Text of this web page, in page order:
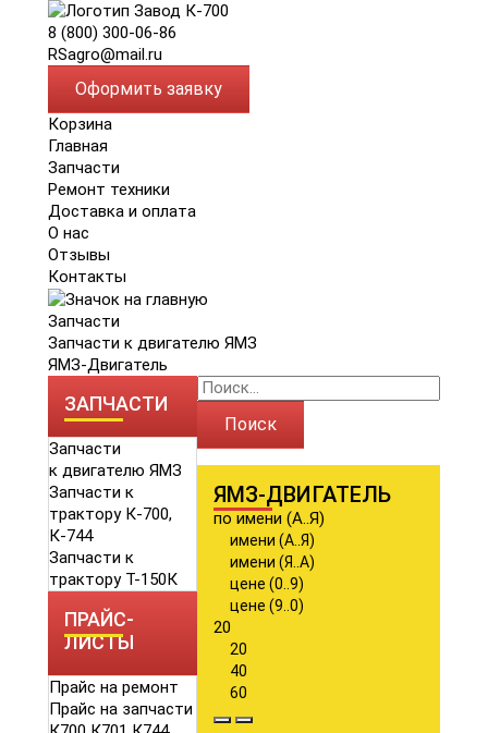
8 (800) 300-06-86
RSagro@mail.ru
Оформить заявку
Корзина
Главная
Запчасти
Ремонт техники
Доставка и оплата
О нас
Отзывы
Контакты
Запчасти
Запчасти к двигателю ЯМЗ
ЯМЗ-Двигатель
ЗАПЧАСТИ
Запчасти
к двигателю ЯМЗ
Запчасти к
трактору К-700,
К-744
Запчасти к
трактору Т-150К
ПРАЙС-
ЛИСТЫ
Прайс на ремонт
Прайс на запчасти
Поиск
ЯМЗ-ДВИГАТЕЛЬ
по имени (А..Я)
имени (А..Я)
имени (Я..А)
цене (0..9)
цене (9..0)
20
20
40
60